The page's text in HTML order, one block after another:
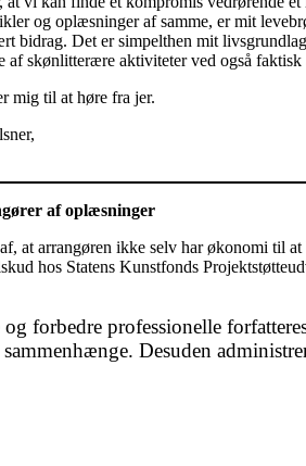
og oplæsninger af samme, er mit
bidrag. Det er simpelthen mit
af skønlitterære aktiviteter ved også faktisk
mig til at høre fra jer.
af oplæsninger
at arrangøren ikke selv har økonomi til
hos Statens Kunstfonds
forbedre professionelle
Desuden